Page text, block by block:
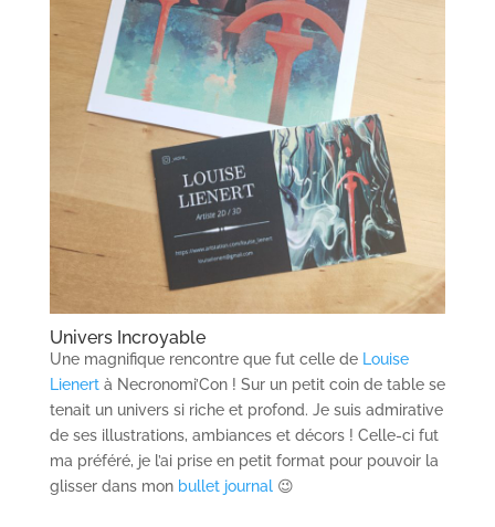
Univers Incroyable
Une magnifique rencontre que fut celle de Louise
Lienertà Necronomi’Con ! Sur un petit coin de table se
tenait un univers si riche et profond. Je suis admirative
de ses illustrations, ambiances et décors ! Celle-ci fut
ma préféré, je l’ai prise en petit format pour pouvoir la
glisser dans mon bullet journal😉